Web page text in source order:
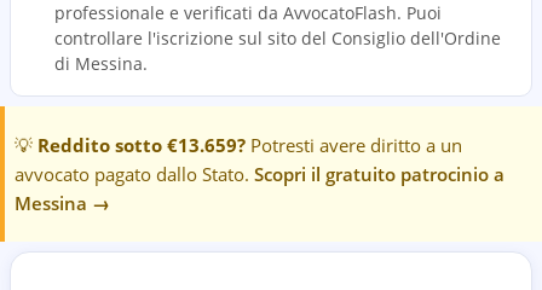
professionale e verificati da AvvocatoFlash. Puoi
controllare l'iscrizione sul sito del Consiglio dell'Ordine
di Messina.
💡 Reddito sotto €13.659? Potresti avere diritto a un
avvocato pagato dallo Stato. Scopri il gratuito patrocinio a
Messina →